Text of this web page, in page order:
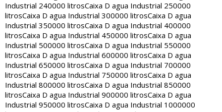
Industrial 240000 litrosCaixa D agua Industrial 250000
litrosCaixa D agua Industrial 300000 litrosCaixa D agua
Industrial 350000 litrosCaixa D agua Industrial 400000
litrosCaixa D agua Industrial 450000 litrosCaixa D agua
Industrial 500000 litrosCaixa D agua Industrial 550000
litrosCaixa D agua Industrial 600000 litrosCaixa D agua
Industrial 650000 litrosCaixa D agua Industrial 700000
litrosCaixa D agua Industrial 750000 litrosCaixa D agua
Industrial 800000 litrosCaixa D agua Industrial 850000
litrosCaixa D agua Industrial 900000 litrosCaixa D agua
Industrial 950000 litrosCaixa D agua Industrial 1000000